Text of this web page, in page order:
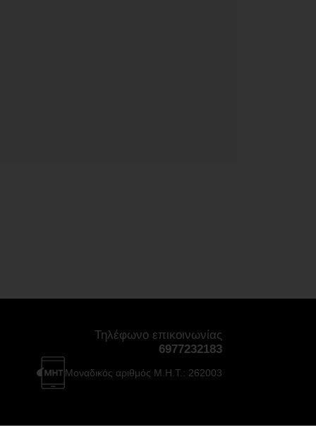
Τηλέφωνο επικοινωνίας
6977232183
Μοναδικός αριθμός Μ.Η.Τ.: 262003